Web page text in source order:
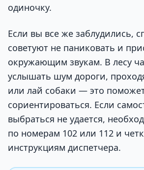
одиночку.
Если вы все же заблудились,
советуют не паниковать и
окружающим звукам. В лесу
услышать шум дороги,
или лай собаки — это
сориентироваться. Если
выбраться не удается,
по номерам 102 или 112 и
инструкциям диспетчера.